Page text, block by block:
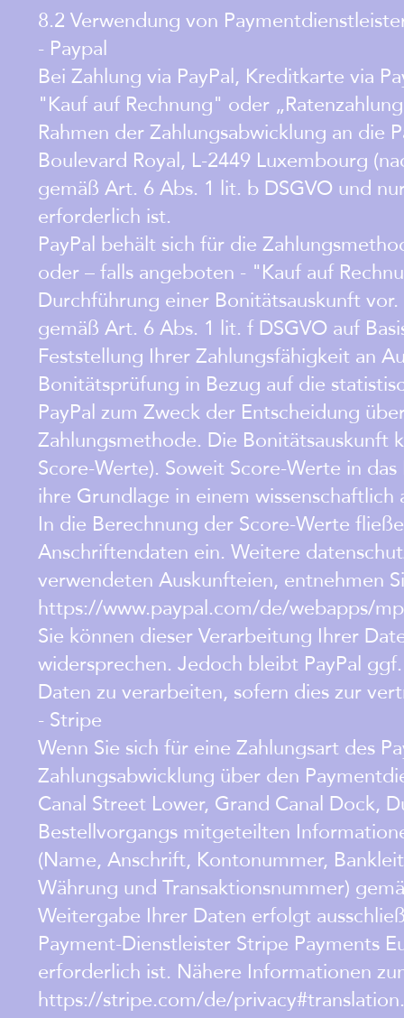
8.2 Verwendung von
- Paypal
Bei Zahlung via PayPal, Kreditkarte via
"Kauf auf Rechnung" oder
Rahmen der Zahlungsabwicklung an die
Boulevard Royal, L-2449 Luxembourg
gemäß Art. 6 Abs. 1 lit. b DSGVO und
erforderlich ist.
PayPal behält sich für die
oder – falls angeboten - "Kauf auf
Durchführung einer Bonitätsauskunft
gemäß Art. 6 Abs. 1 lit. f DSGVO auf
Feststellung Ihrer Zahlungsfähigkeit an
Bonitätsprüfung in Bezug auf die
PayPal zum Zweck der Entscheidung
Zahlungsmethode. Die Bonitätsauskunft
Score-Werte). Soweit Score-Werte in
ihre Grundlage in einem
In die Berechnung der Score-Werte
Anschriftendaten ein. Weitere
verwendeten Auskunfteien, entnehmen
https://www.paypal.com/de/webapps/
Sie können dieser Verarbeitung Ihrer
widersprechen. Jedoch bleibt PayPal
Daten zu verarbeiten, sofern dies zur
- Stripe
Wenn Sie sich für eine Zahlungsart des
Zahlungsabwicklung über den
Canal Street Lower, Grand Canal Dock,
Bestellvorgangs mitgeteilten
(Name, Anschrift, Kontonummer,
Währung und Transaktionsnummer)
Weitergabe Ihrer Daten erfolgt
Payment-Dienstleister Stripe Payments
erforderlich ist. Nähere Informationen
https://stripe.com/de/privacy#translation.